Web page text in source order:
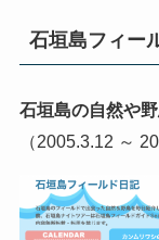
石垣島フィー
石垣島の自然や
（2005.3.12 ～